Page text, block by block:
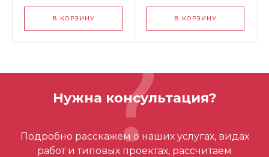
61130
В КОРЗИНУ В КОРЗИНУ
Нужна консультация?
Подробно расскажем о наших услугах, видах
работ и типовых проектах, рассчитаем